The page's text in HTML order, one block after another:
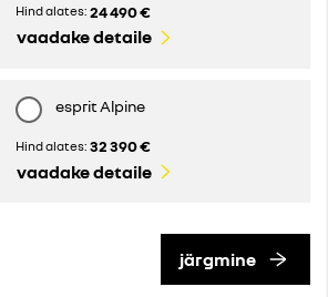
Hind alates: 24 490 €
vaadake detaile
esprit Alpine
Hind alates: 32 390 €
vaadake detaile
järgmine